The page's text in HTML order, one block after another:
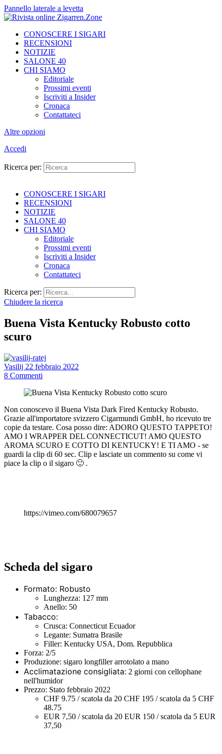
Pannello laterale a levetta
CONOSCERE I SIGARI
RECENSIONI
NOTIZIE
SALONE 40
CHI SIAMO
Editoriale
Prossimi eventi
Iscriviti a Insider
Cronaca
Contattateci
Altre opzioni
Accedi
Ricerca per:
CONOSCERE I SIGARI
RECENSIONI
NOTIZIE
SALONE 40
CHI SIAMO
Editoriale
Prossimi eventi
Iscriviti a Insider
Cronaca
Contattateci
Ricerca per:
Chiudere la ricerca
Buena Vista Kentucky Robusto cotto
scuro
Vasilij 22 febbraio 2022
8 Commenti
Non conoscevo il Buena Vista Dark Fired Kentucky Robusto.
Grazie all'importatore svizzero Cigarmundi GmbH, ho ricevuto tre
copie da testare. Cosa posso dire: ADORO QUESTO TAPPETO!
AMO I WRAPPER DEL CONNECTICUT! AMO QUESTO
AROMA SCURO E COTTO DI KENTUCKY! E TI AMO - se
guardi la clip di 60 sec. Clip e lasciate un commento su come vi
piace la clip o il sigaro 🙂 .
https://vimeo.com/680079657
Scheda del sigaro
Formato: Robusto
Lunghezza: 127 mm
Anello: 50
Tabacco:
Crusca: Connecticut Ecuador
Legante: Sumatra Brasile
Filler: Kentucky USA, Dom. Repubblica
Forza: 2/5
Produzione: sigaro longfiller arrotolato a mano
Acclimatazione consigliata: 2 giorni con cellophane
nell'humidor
Prezzo: Stato febbraio 2022
CHF 9.75 / scatola da 20 CHF 195 / scatola da 5 CHF
48.75
EUR 7,50 / scatola da 20 EUR 150 / scatola da 5 EUR
37,50